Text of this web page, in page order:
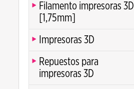
Filamento impresoras 3D
[1,75mm]
Impresoras 3D
Repuestos para
impresoras 3D